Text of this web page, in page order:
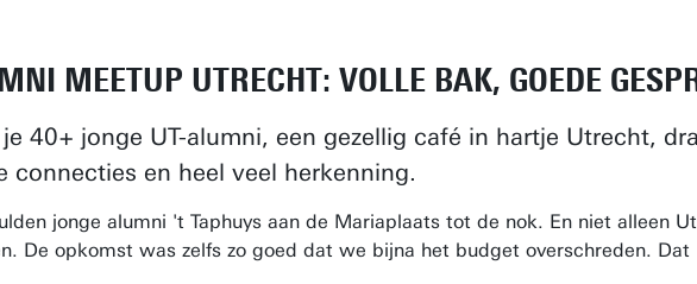
MEETUP UTRECHT: VOLLE BAK, GOEDE
40+ jonge UT-alumni, een gezellig café in hartje Utrecht,
connecties en heel veel herkenning.
jonge alumni 't Taphuys aan de Mariaplaats tot de nok. En niet
De opkomst was zelfs zo goed dat we bijna het budget overschreden.